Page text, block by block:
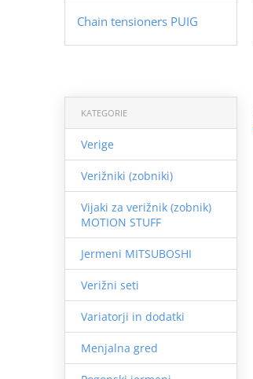
Chain tensioners PUIG
KATEGORIE
Verige
Verižniki (zobniki)
Vijaki za verižnik (zobnik)
MOTION STUFF
Jermeni MITSUBOSHI
Verižni seti
Variatorji in dodatki
Menjalna gred